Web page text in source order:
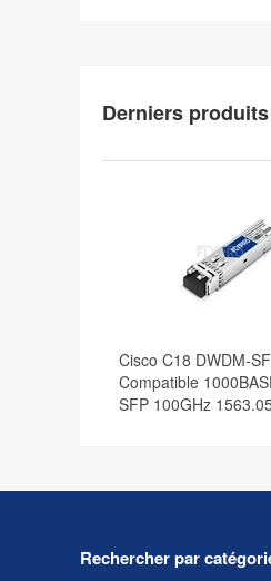
Derniers
Cisco C18 DWDM-
Compatible
SFP 100GHz
Rechercher par